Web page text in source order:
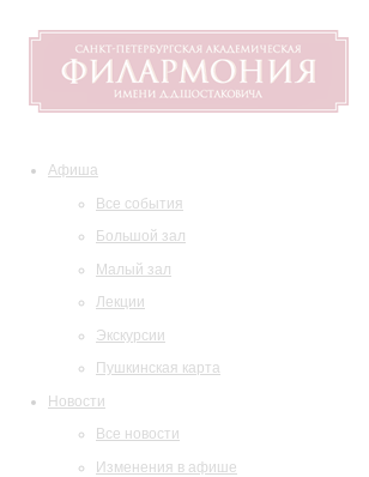
Афиша
Все события
Большой зал
Малый зал
Лекции
Экскурсии
Пушкинская карта
Новости
Все новости
Изменения в афише